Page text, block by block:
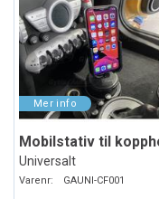
Universalt
Varenr: GAUNI-CF001